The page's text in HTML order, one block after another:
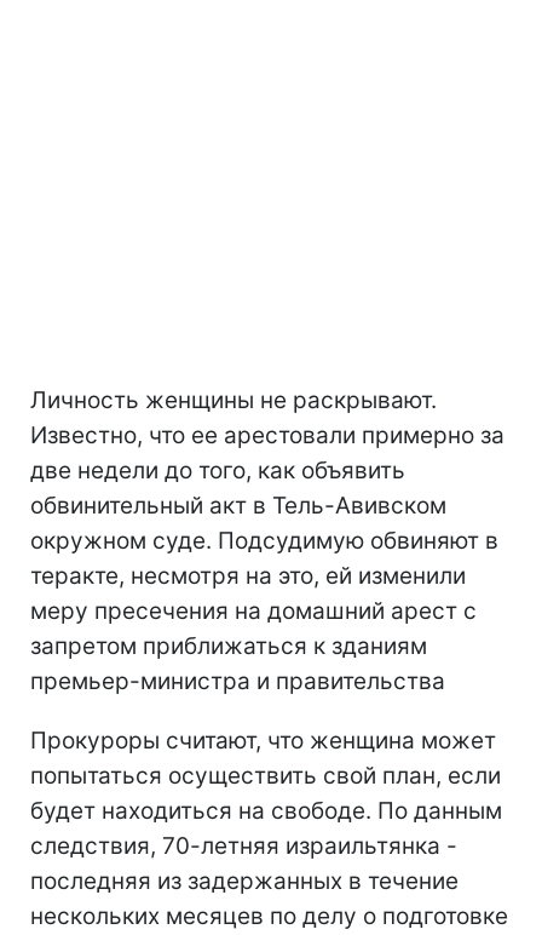
Личность женщины не раскрывают.
Известно, что ее арестовали примерно за
две недели до того, как объявить
обвинительный акт в Тель-Авивском
окружном суде. Подсудимую обвиняют в
теракте, несмотря на это, ей изменили
меру пресечения на домашний арест с
запретом приближаться к зданиям
премьер-министра и правительства
Прокуроры считают, что женщина может
попытаться осуществить свой план, если
будет находиться на свободе. По данным
следствия, 70-летняя израильтянка -
последняя из задержанных в течение
нескольких месяцев по делу о подготовке